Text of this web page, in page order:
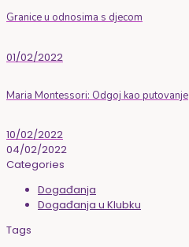
Granice u odnosima s djecom
01/02/2022
Maria Montessori: Odgoj kao putovanje
10/02/2022
04/02/2022
Categories
Događanja
Događanja u Klubku
Tags